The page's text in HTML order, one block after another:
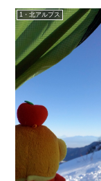
1・北アルプス